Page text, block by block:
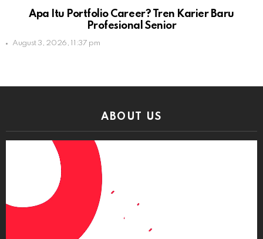
Apa Itu Portfolio Career? Tren Karier Baru
Profesional Senior
August 3, 2026, 11:37 pm
ABOUT US